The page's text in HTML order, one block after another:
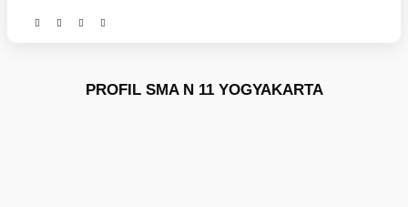
PROFIL SMA N 11 YOGYAKARTA